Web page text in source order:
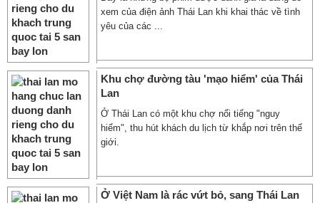
xem của điện ảnh Thái Lan khi khai thác về tình
yêu của các ...
Khu chợ đường tàu 'mạo hiểm' của Thái
Lan
Ở Thái Lan có một khu chợ nổi tiếng "nguy
hiểm", thu hút khách du lịch từ khắp nơi trên thế
giới.
Ở Việt Nam là rác vứt bỏ, sang Thái Lan